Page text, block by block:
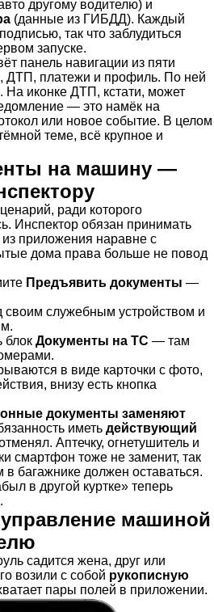
другому водителю) и
(данные из ГИБДД). Каждый
так что заблудиться
запуске.
панель навигации из пяти
ДТП, платежи и профиль. По ней
иконке ДТП, кстати, может
— это намёк на
или новое событие. В целом
теме, всё крупное и
на машину —
ради которого
Инспектор обязан принимать
приложения наравне с
дома права больше не повод
Предъявить документы —
своим служебным устройством и
блок Документы на ТС — там
в виде карточки с фото,
внизу есть кнопка
документы заменяют
иметь действующий
Аптечку, огнетушитель и
смартфон тоже не заменит, так
багажнике должен оставаться.
в другой куртке» теперь
машиной
садится жена, друг или
возили с собой рукописную
пары полей в приложении.